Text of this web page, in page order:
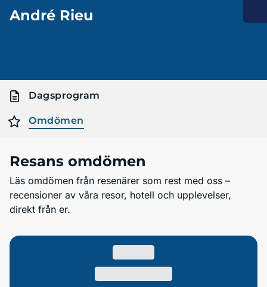
André Rieu
Dagsprogram
Omdömen
Resans omdömen
Läs omdömen från resenärer som rest med oss –
recensioner av våra resor, hotell och upplevelser,
direkt från er.